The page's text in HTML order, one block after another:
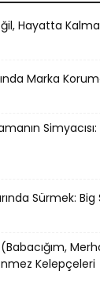
Hayatta
Marka
Sürmek: Big
(Babacığım,
Kelepçeleri